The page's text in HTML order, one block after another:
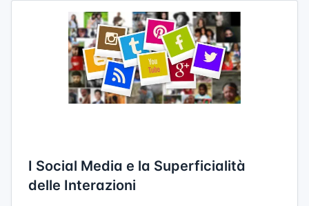
I Social Media e la Superficialità
delle Interazioni